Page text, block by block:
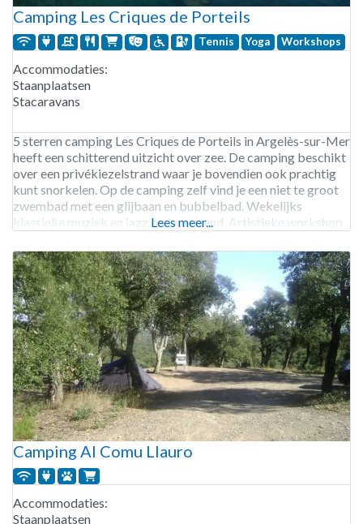
Camping Les Criques de Porteils
Tennis Yoga Workshops
Accommodaties:
Staanplaatsen
Stacaravans
5 sterren camping Les Criques de Porteils in Argelès-sur-Mer
heeft een schitterend uitzicht over zee. De camping beschikt
over een privékiezelstrand waar je bovendien ook prachtig
kunt snorkelen. Op de camping zelf vind je een niet te groot
zwembad met een glijbaan en bubbelbad. Wekelijks
klassieke muziek en jazz op het strand. Artistieke workshop
Lees meer...
Camping Al Comu Llauro
Accommodaties:
Staanplaatsen